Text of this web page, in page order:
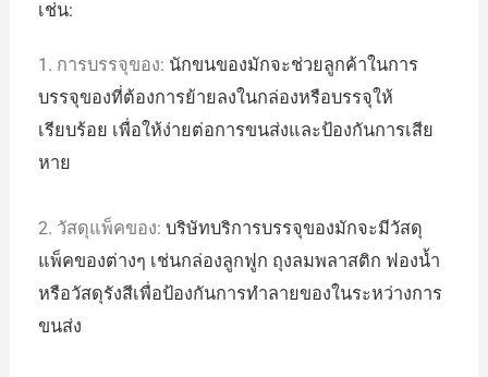
เช่น:
1. การบรรจุของ: นักขนของมักจะช่วยลูกค้าในการ
บรรจุของที่ต้องการย้ายลงในกล่องหรือบรรจุให้
เรียบร้อย เพื่อให้ง่ายต่อการขนส่งและป้องกันการเสีย
หาย
2. วัสดุแพ็คของ:บริษัทบริการบรรจุของมักจะมีวัสดุ
แพ็คของต่างๆ เช่นกล่องลูกฟูก ถุงลมพลาสติก ฟองน้ำ
หรือวัสดุรังสีเพื่อป้องกันการทำลายของในระหว่างการ
ขนส่ง